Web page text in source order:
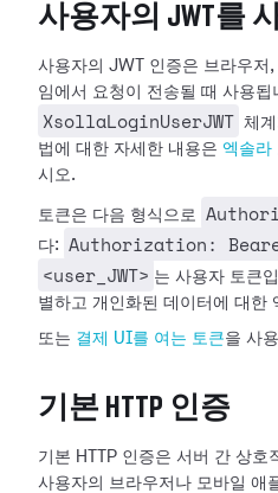
사용자의 JWT를
사용자의 JWT 인증은 브라우저
임에서 요청이 전송될 때 사용됩
XsollaLoginUserJWT 체
법에 대한 자세한 내용은 엑솔라
시오.
토큰은 다음 형식으로
다:
Authorization:
<user_JWT> 는 사용자 토큰
별하고 개인화된 데이터에 대한
또는 결제 UI를 여는 토큰을 사
기본 HTTP 인증
기본 HTTP 인증은 서버 간 상호
사용자의 브라우저나 모바일 애